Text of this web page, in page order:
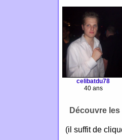
celibatdu78
40 ans
Découvre
(il suffit de